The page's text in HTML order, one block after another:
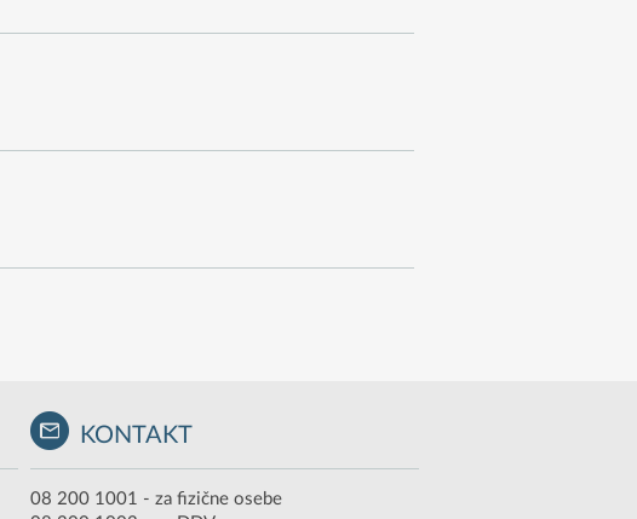
KONTAKT
08 200 1001 - za fizične osebe